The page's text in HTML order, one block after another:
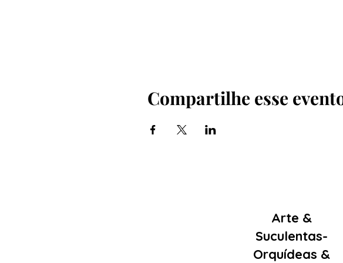
Compartilhe esse
Arte &
Suculentas-
Orquídeas &